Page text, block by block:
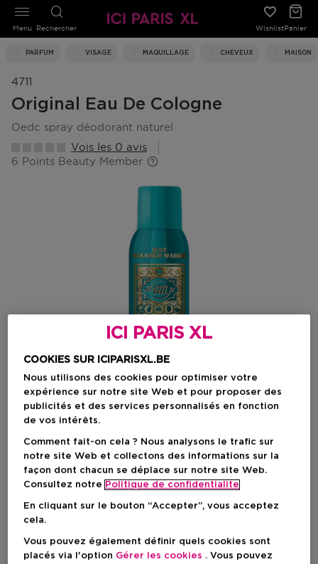
Rechercher WishlistPanier
PARFUM VISAGE MAQUILLAGE CHEVEUX MAISON
Menu
4711
Original Eau De Cologne
oedc spray déodorant naturel
Vois les 0 avis
6 Points Beauty Member
Choisissez votre format
150 ML En stock
150 ML
Prix promotionnel
6,29 €
ICI PARIS XL
COOKIES SUR ICIPARISXL.BE
Nous utilisons des cookies pour optimiser votre
expérience sur notre site Web et pour proposer des
publicités et des services personnalisés en fonction
de vos intérêts.
Comment fait-on cela ? Nous analysons le trafic sur
notre site Web et collectons des informations sur la
façon dont chacun se déplace sur notre site Web.
Consultez notre Politique de confidentialite
En cliquant sur le bouton “Accepter”, vous acceptez
cela.
Vous pouvez également définir quels cookies sont
placés via l'option Gérer les cookies . Vous pouvez